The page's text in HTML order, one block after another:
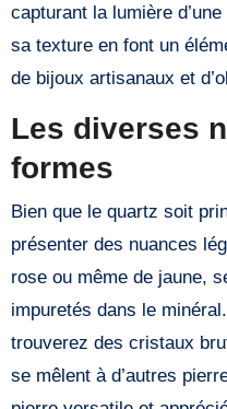
capturant la lumière
sa texture en font un
de bijoux artisanaux et
Les diverses
formes
Bien que le quartz soit
présenter des nuances
rose ou même de jaune,
impuretés dans le
trouverez des cristaux
se mêlent à d’autres